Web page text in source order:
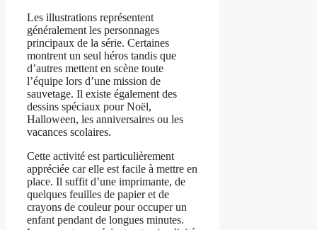
Les illustrations représentent
généralement les personnages
principaux de la série. Certaines
montrent un seul héros tandis que
d’autres mettent en scène toute
l’équipe lors d’une mission de
sauvetage. Il existe également des
dessins spéciaux pour Noël,
Halloween, les anniversaires ou les
vacances scolaires.
Cette activité est particulièrement
appréciée car elle est facile à mettre en
place. Il suffit d’une imprimante, de
quelques feuilles de papier et de
crayons de couleur pour occuper un
enfant pendant de longues minutes.